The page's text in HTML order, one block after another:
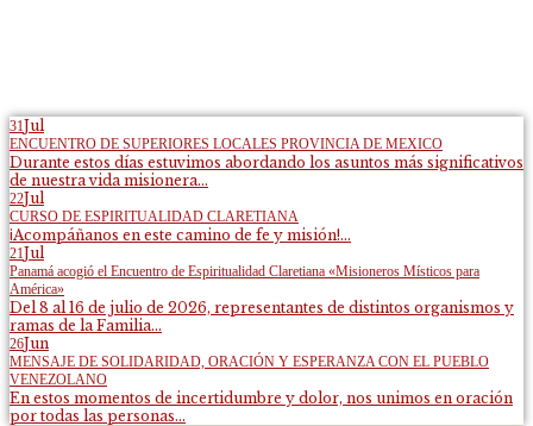
31Jul
ENCUENTRO DE SUPERIORES LOCALES PROVINCIA DE MEXICO
Durante estos días estuvimos abordando los asuntos más significativos
de nuestra vida misionera...
22Jul
CURSO DE ESPIRITUALIDAD CLARETIANA
¡Acompáñanos en este camino de fe y misión!...
21Jul
Panamá acogió el Encuentro de Espiritualidad Claretiana «Misioneros Místicos para
América»
Del 8 al 16 de julio de 2026, representantes de distintos organismos y
ramas de la Familia...
26Jun
MENSAJE DE SOLIDARIDAD, ORACIÓN Y ESPERANZA CON EL PUEBLO
VENEZOLANO
En estos momentos de incertidumbre y dolor, nos unimos en oración
por todas las personas...